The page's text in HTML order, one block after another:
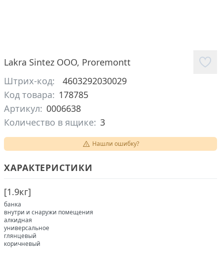
Lakra Sintez ООО, Proremontt
Штрих-код:
4603292030029
Код товара: 178785
Артикул: 0006638
Количество в ящике: 3
Нашли ошибку?
ХАРАКТЕРИСТИКИ
[1.9кг]
банка
внутри и снаружи помещения
алкидная
универсальное
глянцевый
коричневый